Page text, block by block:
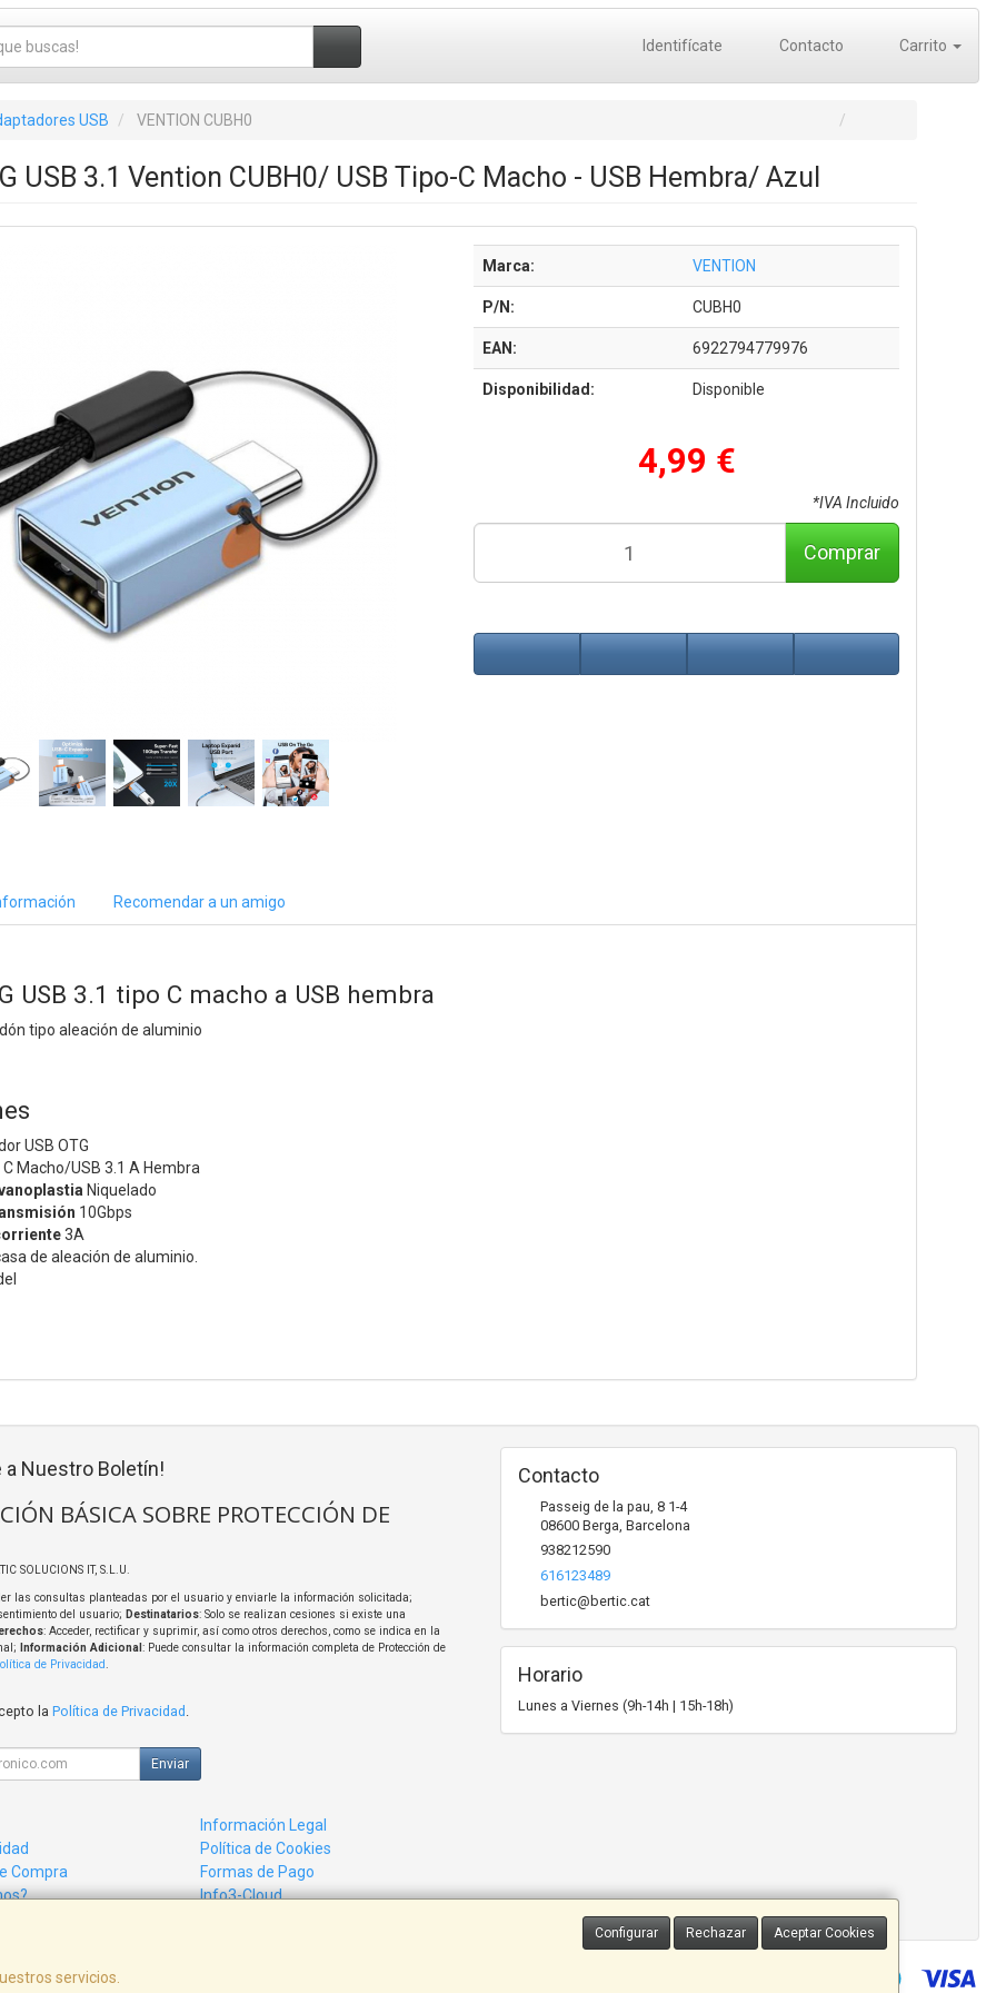
Identifícate Contacto Carrito
USB VENTION CUBH0
USB 3.1 Vention CUBH0/ USB Tipo-C Macho - USB Hembra/ Azul
Marca: VENTION
P/N: CUBH0
EAN: 6922794779976
Disponibilidad: Disponible
4,99 €
*IVA Incluido
Comprar
Recomendar a un amigo
USB 3.1 tipo C macho a USB hembra
tipo aleación de aluminio
USB OTG
C Macho/USB 3.1 A Hembra
Niquelado
10Gbps
3A
de aleación de aluminio.
Configurar Rechazar Aceptar Cookies
servicios.
a Nuestro Boletín!
BÁSICA SOBRE PROTECCIÓN DE
SOLUCIONS IT, S.L.U.
las consultas planteadas por el usuario y enviarle la información solicitada;
del usuario; Destinatarios: Solo se realizan cesiones si existe una
: Acceder, rectificar y suprimir, así como otros derechos, como se indica en la
Información Adicional : Puede consultar la información completa de Protección de
de Privacidad.
la Política de Privacidad .
Enviar
Información Legal
Política de Cookies
Compra
Formas de Pago
Info3-Cloud
Contacto
Passeig de la pau, 8 1-4
08600 Berga, Barcelona
938212590
616123489
bertic@bertic.cat
Horario
Lunes a Viernes (9h-14h | 15h-18h)